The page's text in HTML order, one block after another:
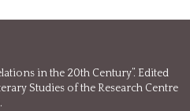
in the 20th Century”. Edited
Studies of the Research Centre